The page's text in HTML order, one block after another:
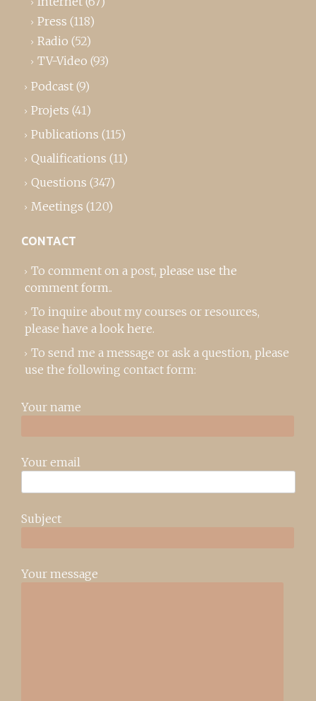
Press (118)
Radio (52)
TV-Video (93)
Podcast (9)
Projets (41)
Publications (115)
Qualifications (11)
Questions (347)
Meetings (120)
CONTACT
To comment on a post, please use the
comment form..
To inquire about my courses or resources,
please have a look here.
To send me a message or ask a question, please
use the following contact form:
Your name
Your email
Subject
Your message